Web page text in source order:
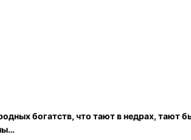
богатств, что тают в недрах, тают